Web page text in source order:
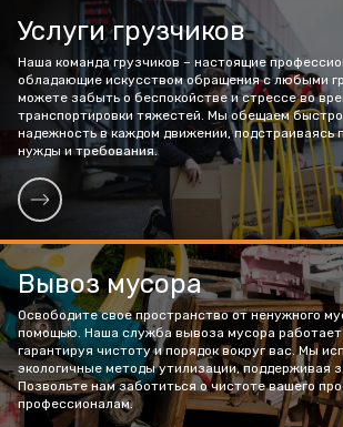
Услуги грузчиков
Наша команда грузчиков – настоящие
обладающие искусством обращения с любыми
можете забыть о беспокойстве и стрессе во
транспортировки тяжестей. Мы обещаем
надежность в каждом движении, подстраиваясь
нужды и требования.
Вывоз мусора
Освободите свое пространство от ненужного
помощью. Наша служба вывоза мусора работает
гарантируя чистоту и порядок вокруг вас. Мы
экологичные методы утилизации, поддерживая
Позвольте нам заботиться о чистоте вашего
профессионалам.